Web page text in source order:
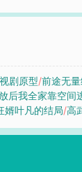
剧原型/前途无
后我全家靠空间
婿叶凡的结局/高